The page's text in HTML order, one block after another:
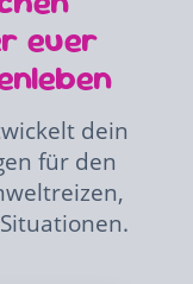
euer
dein
für den